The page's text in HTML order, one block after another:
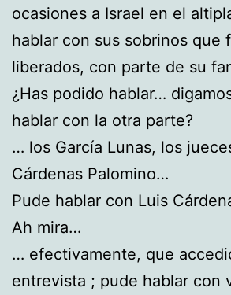
ocasiones a Israel en el
hablar con sus sobrinos que
liberados, con parte de su
¿Has podido hablar…
hablar con la otra parte?
… los García Lunas, los
Cárdenas Palomino…
Pude hablar con Luis
Ah mira…
… efectivamente, que
entrevista ; pude hablar con